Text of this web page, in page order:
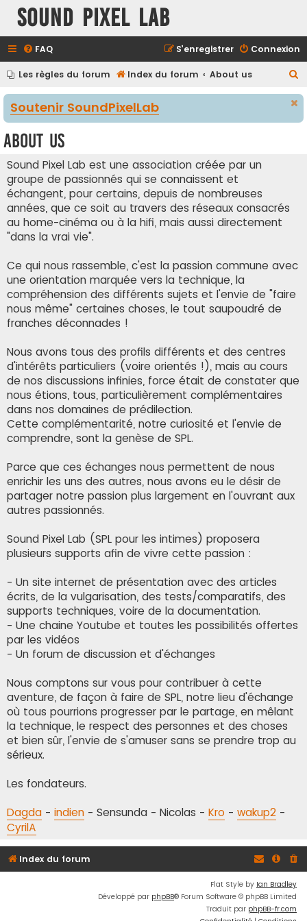
Sound Pixel Lab
FAQ Connexion
S’enregistrer
Les règles du forum Index du forum About us
e
Soutenir SoundPixelLab
About us
Sound Pixel Lab est une association créée par un
groupe de passionnés qui se connaissent et
échangent, pour certains, depuis de nombreuses
années, que ce soit au travers des réseaux consacrés
au home-cinéma ou à la hifi, mais aussi directement
"dans la vrai vie".
Ce qui nous rassemble, c'est la passion commune avec
une orientation marquée vers la technique, la
compréhension des différents sujets et l'envie de "faire
nous même" certaines choses, le tout saupoudré de
franches déconnades !
Nous avons tous des profils différents et des centres
d'intérêts particuliers (voire orientés !), mais au cours
de nos discussions infinies, force était de constater que
nous étions, tous, particulièrement complémentaires
dans nos domaines de prédilection.
Cette complémentarité, notre curiosité et l'envie de
comprendre, sont la genèse de SPL.
Parce que ces échanges nous permettent de nous
enrichir les uns des autres, nous avons eu le désir de
partager notre passion plus largement en l'ouvrant aux
autres passionnés.
Sound Pixel Lab (SPL pour les intimes) proposera
plusieurs supports afin de vivre cette passion :
- Un site internet de présentation avec des articles
écrits, de la vulgarisation, des tests/comparatifs, des
supports techniques, voire de la documentation.
- Une chaine Youtube et toutes les possibilités offertes
par les vidéos
- Un forum de discussion et d'échanges
Nous comptons sur vous pour contribuer à cette
aventure, de façon à faire de SPL, notre lieu d'échange
où tous pourrions progresser par le partage, en mêlant
la technique, le respect des personnes et des choses
et bien sûr, l'envie de s'amuser sans se prendre trop au
sérieux.
Les fondateurs.
Dagda - indien - Sensunda - Nicolas - Kro - wakup2 -
CyrilA
Index du forum
Flat Style by Ian Bradley
Développé par phpBB® Forum Software © phpBB Limited
Traduit par phpBB-fr.com